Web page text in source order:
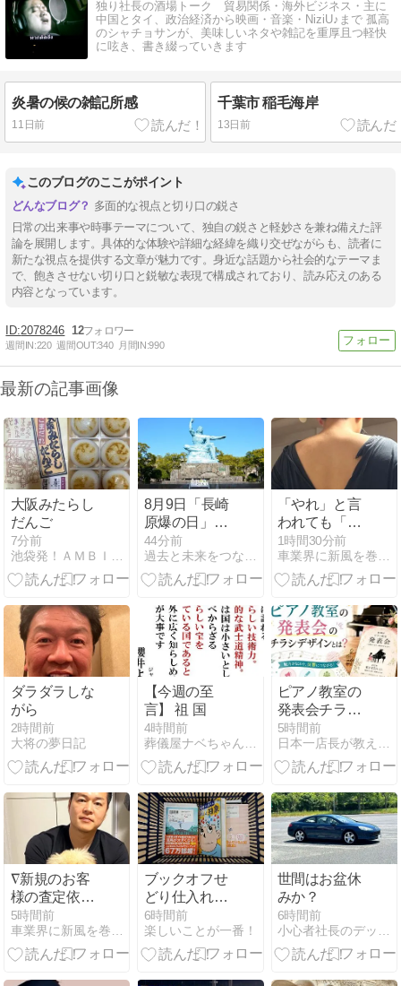
独り社長の酒場トーク 貿易関係・海外ビジネス・主に
中国とタイ、政治経済から映画・音楽・NiziU♪まで 孤高
のシャチョサンが、美味しいネタや雑記を重厚且つ軽快
に呟き、書き綴っていきます
炎暑の候の雑記所感
11日前
千葉市 稲毛海岸
13日前
このブログのここがポイント
多面的な視点と切り口の鋭さ
日常の出来事や時事テーマについて、独自の鋭さと軽妙さを兼ね備えた評
論を展開します。具体的な体験や詳細な経緯を織り交ぜながらも、読者に
新たな視点を提供する文章が魅力です。身近な話題から社会的なテーマま
で、飽きさせない切り口と鋭敏な表現で構成されており、読み応えのある
内容となっています。
2078246 12
週間IN:220 週間OUT:340 月間IN:990
最新の記事画像
大阪みたらし
だんご
7分前
池袋発！ＡＭＢＩＴＩＯＵＳ社長日記
8月9日「長崎
原爆の日」に
寄せて｜パー
ル判事が書い
た碑文
44分前
過去と未来をつなぐ 私の存在目的
「やれ」と言
われても「や
れない」のが
人間
1時間30分前
車業界に新風を巻き起こす異端児のブログ
ダラダラしな
がら
2時間前
大将の夢日記
【今週の至
言】 祖 国
4時間前
葬儀屋ナベちゃんの徒然草
ピアノ教室の
発表会チラシ
デザイン完全
ガイド｜伝わ
る構成と作り
5時間前
日本一店長が教える「売上アップの方法」【アイシープマガジン】
∇新規のお客
様の査定依頼
についてのご
案内∇
5時間前
車業界に新風を巻き起こす異端児のブログ
ブックオフせ
どり仕入れ、
9冊
6時間前
楽しいことが一番！
世間はお盆休
みか？
6時間前
小心者社長のデッカイ金儲け